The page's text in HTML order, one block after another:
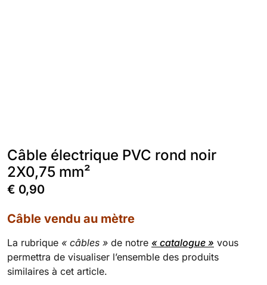
Câble électrique PVC rond noir
2X0,75 mm²
€ 0,90
Câble vendu au mètre
La rubrique « câbles » de notre « catalogue » vous
permettra de visualiser l’ensemble des produits
similaires à cet article.